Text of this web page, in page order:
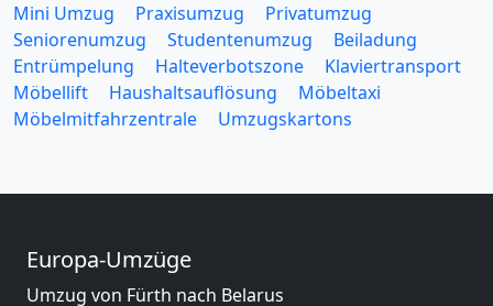
Mini Umzug
Praxisumzug
Privatumzug
Seniorenumzug
Studentenumzug
Beiladung
Entrümpelung
Halteverbotszone
Klaviertransport
Möbellift
Haushaltsauflösung
Möbeltaxi
Möbelmitfahrzentrale
Umzugskartons
Europa-Umzüge
Umzug von Fürth nach Belarus